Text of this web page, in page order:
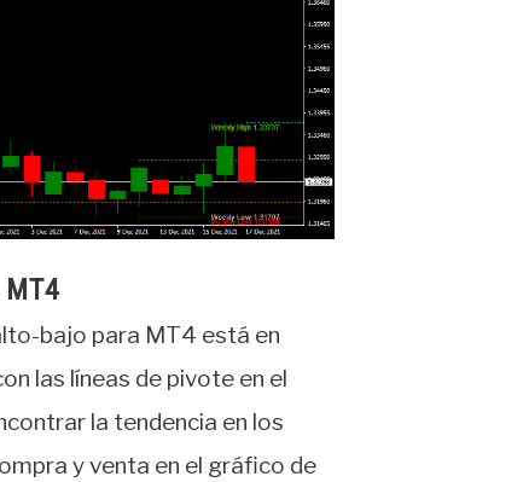
bajo para MT4 está en
las líneas de pivote en el
la tendencia en los
y venta en el gráfico de